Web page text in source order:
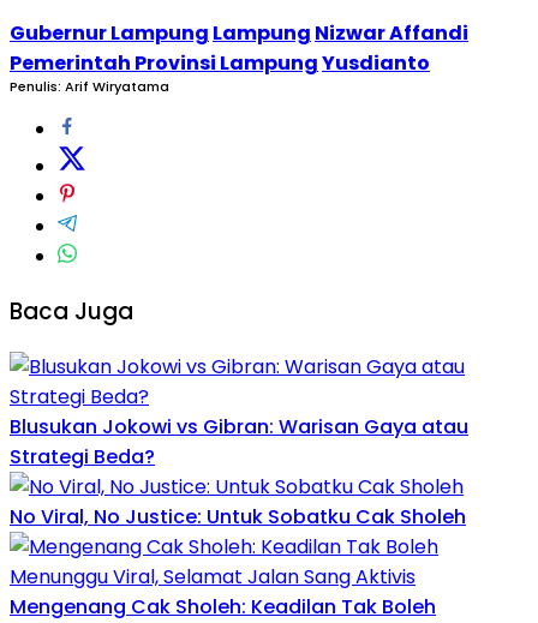
Gubernur Lampung Lampung Nizwar Affandi
Pemerintah Provinsi LampungYusdianto
Penulis: Arif Wiryatama
Baca Juga
Blusukan Jokowi vs Gibran: Warisan Gaya atau
Strategi Beda?
No Viral, No Justice: Untuk Sobatku Cak Sholeh
Mengenang Cak Sholeh: Keadilan Tak Boleh